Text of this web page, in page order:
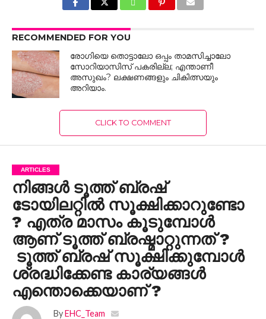
RECOMMENDED FOR YOU
രോഗിയെ തൊട്ടാലോ ഒപ്പം താമസിച്ചാലോ
സോറിയാസിസ് പകരില്ല; എന്താണീ
അസുഖം? ലക്ഷണങ്ങളും ചികിത്സയും
അറിയാം.
CLICK TO COMMENT
ARTICLES
നിങ്ങൾ ടൂത്ത് ബ്രഷ്
ടോയിലറ്റില്‍ സൂക്ഷിക്കാറുണ്ടോ
? എത്ര മാസം കൂടുമ്പോൾ
ആണ് ടൂത്ത് ബ്രഷ്മാറ്റുന്നത് ?
ടൂത്ത് ബ്രഷ് സൂക്ഷിക്കുമ്പോള്‍
ശ്രദ്ധിക്കേണ്ട കാര്യങ്ങൾ
എന്തൊക്കെയാണ് ?
By EHC_Team